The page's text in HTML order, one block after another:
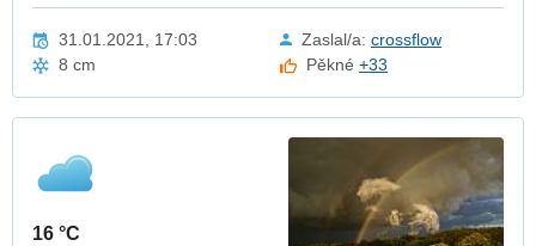
31.01.2021, 17:03 Zaslal/a: crossflow
8 cm
Pěkné+33
16 °C